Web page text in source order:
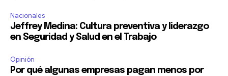
Nacionales
Jeffrey Medina: Cultura preventiva y liderazgo
en Seguridad y Salud en el Trabajo
Opinión
Por qué algunas empresas pagan menos por